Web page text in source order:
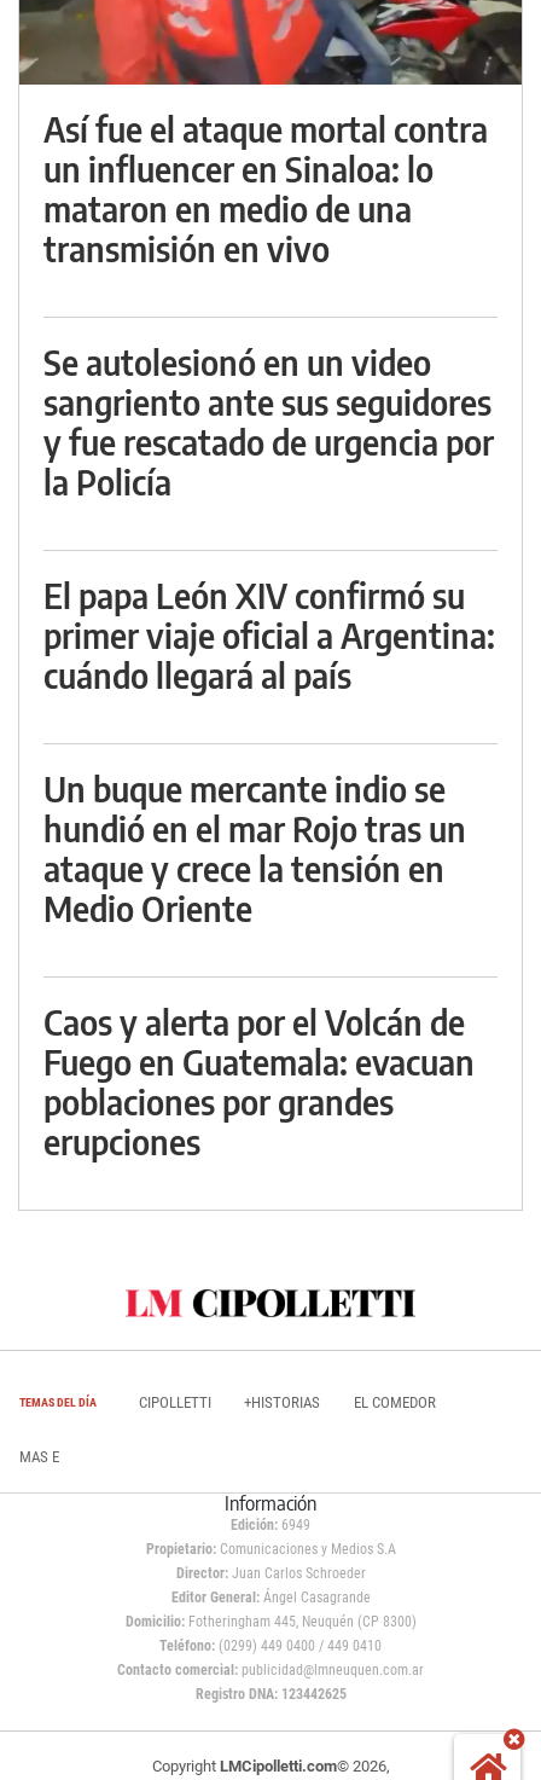
Así fue el ataque mortal contra
un influencer en Sinaloa: lo
mataron en medio de una
transmisión en vivo
Se autolesionó en un video
sangriento ante sus seguidores
y fue rescatado de urgencia por
la Policía
El papa León XIV confirmó su
primer viaje oficial a Argentina:
cuándo llegará al país
Un buque mercante indio se
hundió en el mar Rojo tras un
ataque y crece la tensión en
Medio Oriente
Caos y alerta por el Volcán de
Fuego en Guatemala: evacuan
poblaciones por grandes
erupciones
TEMAS DEL DÍA CIPOLLETTI +HISTORIAS EL COMEDOR
MAS E
Información
Edición: 6949
Propietario:Comunicaciones y Medios S.A
Director: Juan Carlos Schroeder
Editor General:Ángel Casagrande
Domicilio:Fotheringham 445, Neuquén (CP 8300)
Teléfono: (0299) 449 0400 / 449 0410
Contacto comercial: publicidad@lmneuquen.com.ar
Registro DNA: 123442625
Copyright LMCipolletti.com© 2026,